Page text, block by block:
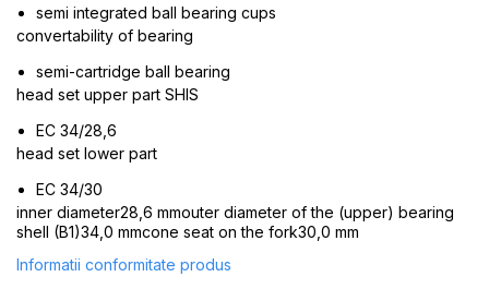
URECHE CADRU
CUVETE
semi integrated ball bearing cups
convertability of bearing
semi-cartridge ball bearing
head set upper part SHIS
EC 34/28,6
head set lower part
EC 34/30
inner diameter28,6 mmouter diameter of the (upper) bearing
shell (B1)34,0 mmcone seat on the fork30,0 mm
Informatii conformitate produs